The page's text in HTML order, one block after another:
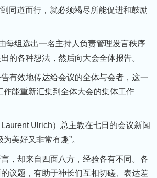
同道而行，就必须竭尽所能促进和鼓励
组选出一名主持人负责管理发言秩序
的各种想法，然后向大会全体报告。
效地传达给会议的全体与会者，这一
作能重新汇集到全体大会的集体工作
Ulrich）总主教在七日的会议新闻
美好又非常有趣”。
却来自四面八方，经验各有不同。各
议题，有助于神长们互相切磋、表达差